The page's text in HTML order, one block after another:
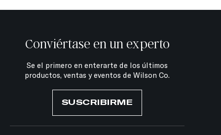
Conviértase en un experto
Se el primero en enterarte de los últimos
productos, ventas y eventos de Wilson Co.
SUSCRIBIRME